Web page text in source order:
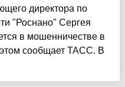
директора по
"Роснано" Сергея
в мошенничестве в
сообщает ТАСС. В